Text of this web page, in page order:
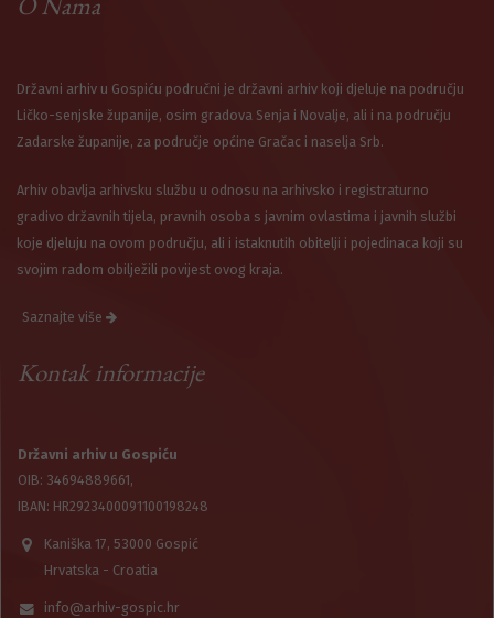
Državni arhiv u Gospiću područni je državni arhiv koji djeluje na području
Ličko-senjske županije, osim gradova Senja i Novalje, ali i na području
Zadarske županije, za područje općine Gračac i naselja Srb.
Arhiv obavlja arhivsku službu u odnosu na arhivsko i registraturno
gradivo državnih tijela, pravnih osoba s javnim ovlastima i javnih službi
koje djeluju na ovom području, ali i istaknutih obitelji i pojedinaca koji su
svojim radom obilježili povijest ovog kraja.
Saznajte više
Kontak informacije
Državni arhiv u Gospiću
OIB: 34694889661,
IBAN: HR2923400091100198248
Kaniška 17, 53000 Gospić
Hrvatska - Croatia
info@arhiv-gospic.hr